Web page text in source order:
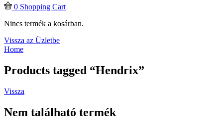
0 Shopping Cart
Nincs termék a kosárban.
Vissza az Üzletbe
Home
Products tagged “Hendrix”
Vissza
Nem található termék